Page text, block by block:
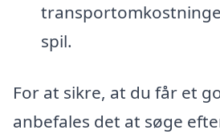
spil.
For at sikre, at du får et
anbefales det at søge